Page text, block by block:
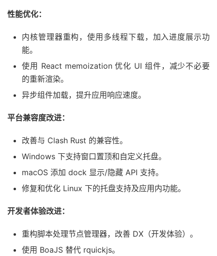
性能优化：
内核管理器重构，使用多线程下载，加入进度展示功
能。
使用 React memoization 优化 UI 组件，减少不必要
的重新渲染。
异步组件加载，提升应用响应速度。
平台兼容度改进：
改善与 Clash Rust 的兼容性。
Windows 下支持窗口置顶和自定义托盘。
macOS 添加 dock 显示/隐藏 API 支持。
修复和优化 Linux 下的托盘支持及应用内功能。
开发者体验改进：
重构脚本处理节点管理器，改善 DX（开发体验）。
使用 BoaJS 替代 rquickjs。